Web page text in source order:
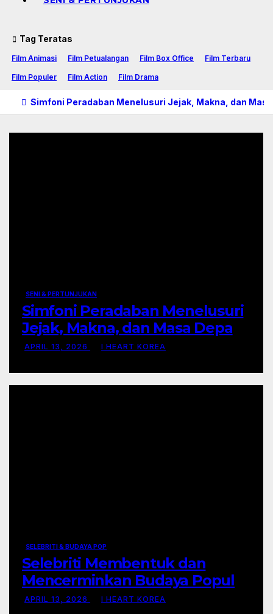
Tag Teratas
Film Animasi Film Petualangan Film Box Office Film Terbaru
Film Populer Film Action Film Drama
Simfoni Peradaban Menelusuri Jejak, Makna, dan
SENI & PERTUNJUKAN
Simfoni Peradaban Menelusuri
Jejak, Makna, dan Masa Depan
Seni Pertunjukan
APRIL 13, 2026 I HEART KOREA
SELEBRITI & BUDAYA POP
Selebriti Membentuk dan
Mencerminkan Budaya Populer
di Era Digital
APRIL 13, 2026 I HEART KOREA